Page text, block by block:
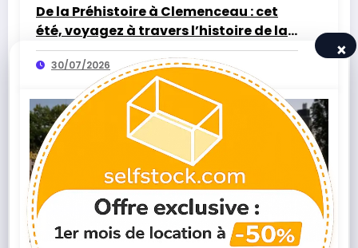
De la Préhistoire à Clemenceau : cet
été, voyagez à travers l’histoire de la
Vendée
30/07/2026
×